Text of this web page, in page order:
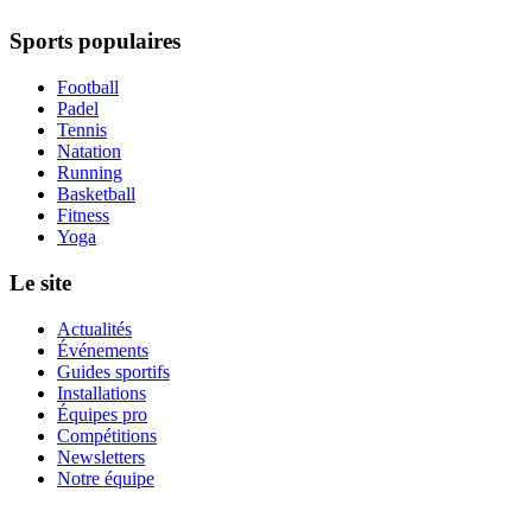
Sports populaires
Football
Padel
Tennis
Natation
Running
Basketball
Fitness
Yoga
Le site
Actualités
Événements
Guides sportifs
Installations
Équipes pro
Compétitions
Newsletters
Notre équipe